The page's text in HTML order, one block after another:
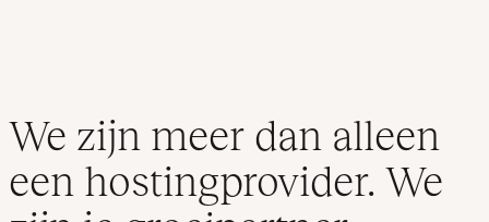
We zijn meer dan alleen
een hostingprovider. We